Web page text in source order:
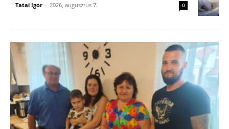
Tatai Igor - 2026, augusztus 7. 0